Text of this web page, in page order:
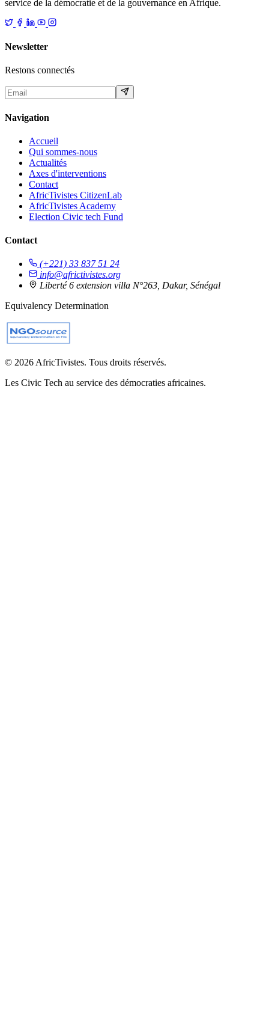
service de la démocratie et de la gouvernance en Afrique.
Newsletter
Restons connectés
Navigation
Accueil
Qui sommes-nous
Actualités
Axes d'interventions
Contact
AfricTivistes CitizenLab
AfricTivistes Academy
Election Civic tech Fund
Contact
(+221) 33 837 51 24
info@africtivistes.org
Liberté 6 extension villa N°263, Dakar, Sénégal
Equivalency Determination
© 2026 AfricTivistes. Tous droits réservés.
Les Civic Tech au service des démocraties africaines.